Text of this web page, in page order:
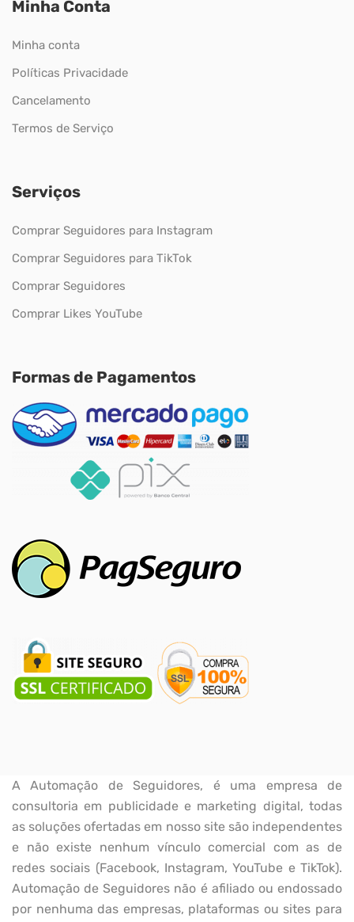
Minha Conta
Minha conta
Políticas Privacidade
Cancelamento
Termos de Serviço
Serviços
Comprar Seguidores para Instagram
Comprar Seguidores para TikTok
Comprar Seguidores
Comprar Likes YouTube
Formas de Pagamentos
A Automação de Seguidores, é uma empresa de
consultoria em publicidade e marketing digital, todas
as soluções ofertadas em nosso site são independentes
e não existe nenhum vínculo comercial com as de
redes sociais (Facebook, Instagram, YouTube e TikTok).
Automação de Seguidores não é afiliado ou endossado
por nenhuma das empresas, plataformas ou sites para